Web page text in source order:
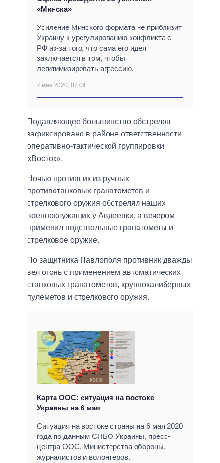
«Минска»
Усиление Минского формата не приблизит
Украину к урегулированию конфликта с
РФ из-за того, что сама его идея
заключается в том, чтобы
легитимизировать агрессию.
7 мая 2020, 07:04
Подавляющее большинство обстрелов
зафиксировано в районе ответственности
оперативно-тактической группировки
«Восток».
Ночью противник из ручных
противотанковых гранатометов и
стрелкового оружия обстрелял наших
военнослужащих у Авдеевки, а вечером
применил подствольные гранатометы и
стрелковое оружие.
По защитника Павлополя противник дважды
вел огонь с применением автоматических
станковых гранатометов, крупнокалиберных
пулеметов и стрелкового оружия.
Карта ООС: ситуация на востоке
Украины на 6 мая
Ситуация на востоке страны на 6 мая 2020
года по данным СНБО Украины, пресс-
центра ООС, Министерства обороны,
журналистов и волонтеров.